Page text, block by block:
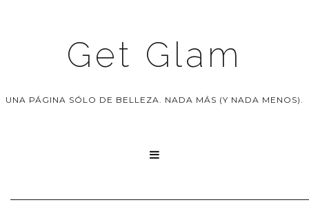
Get Glam
UNA PÁGINA SÓLO DE BELLEZA. NADA MÁS (Y NADA MENOS).
